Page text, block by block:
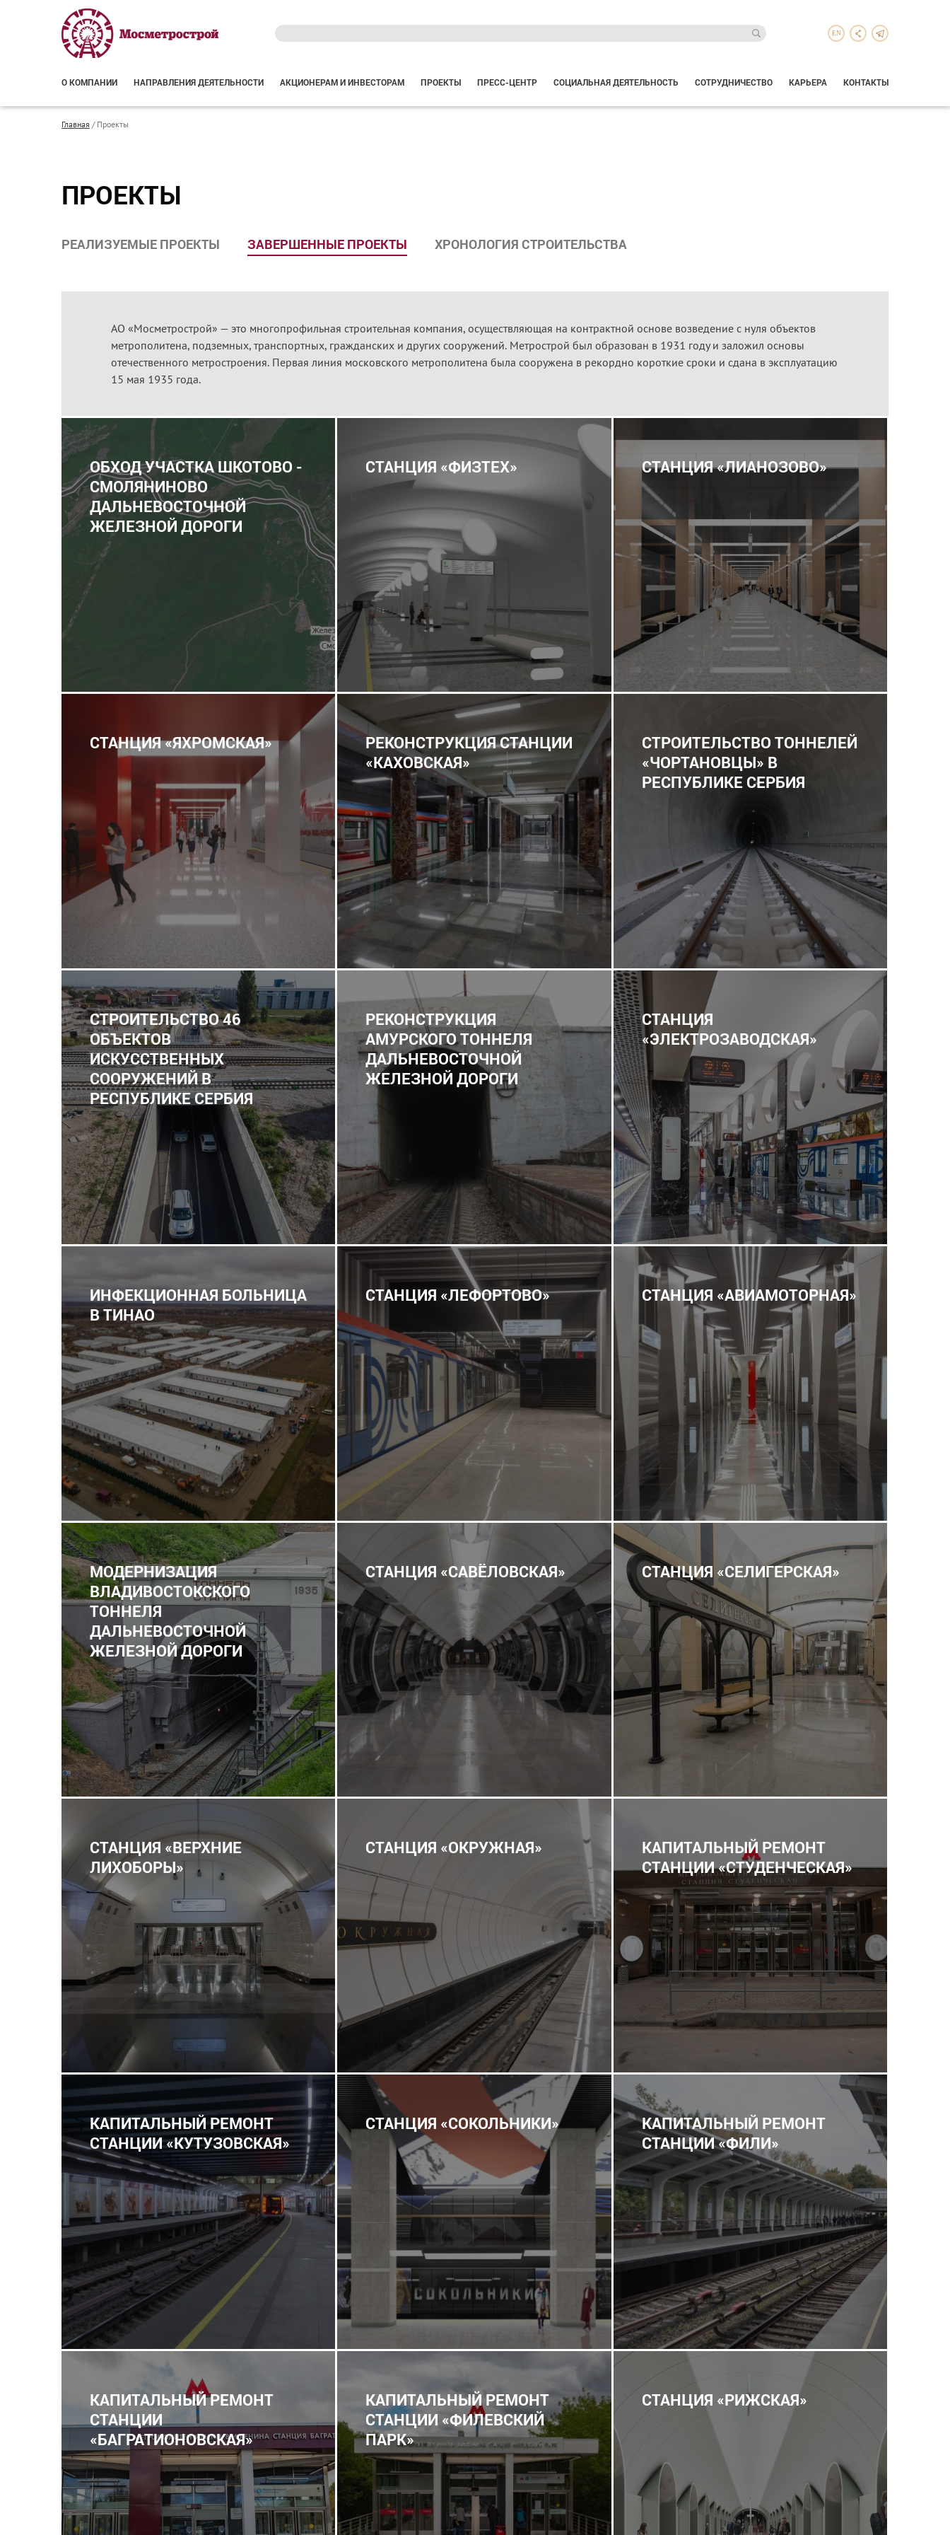
EN
О КОМПАНИИ НАПРАВЛЕНИЯ ДЕЯТЕЛЬНОСТИ АКЦИОНЕРАМ И ИНВЕСТОРАМ ПРОЕКТЫ ПРЕСС-ЦЕНТР СОЦИАЛЬНАЯ ДЕЯТЕЛЬНОСТЬ СОТРУДНИЧЕСТВО КАРЬЕРА КОНТАКТЫ
Главная /Проекты
ПРОЕКТЫ
РЕАЛИЗУЕМЫЕ ПРОЕКТЫ ЗАВЕРШЕННЫЕ ПРОЕКТЫ ХРОНОЛОГИЯ СТРОИТЕЛЬСТВА
АО «Мосметрострой» — это многопрофильная строительная компания, осуществляющая на контрактной основе возведение с нуля объектов
метрополитена, подземных, транспортных, гражданских и других сооружений. Метрострой был образован в 1931 году и заложил основы
отечественного метростроения. Первая линия московского метрополитена была сооружена в рекордно короткие сроки и сдана в эксплуатацию
15 мая 1935 года.
ОБХОД УЧАСТКА ШКОТОВО -
СМОЛЯНИНОВО
ДАЛЬНЕВОСТОЧНОЙ
ЖЕЛЕЗНОЙ ДОРОГИ
СТАНЦИЯ «ФИЗТЕХ» СТАНЦИЯ «ЛИАНОЗОВО»
СТАНЦИЯ «ЯХРОМСКАЯ»
РЕКОНСТРУКЦИЯ СТАНЦИИ
«КАХОВСКАЯ»
СТРОИТЕЛЬСТВО ТОННЕЛЕЙ
«ЧОРТАНОВЦЫ» В
РЕСПУБЛИКЕ СЕРБИЯ
СТРОИТЕЛЬСТВО 46
ОБЪЕКТОВ
ИСКУССТВЕННЫХ
СООРУЖЕНИЙ В
РЕСПУБЛИКЕ СЕРБИЯ
РЕКОНСТРУКЦИЯ
АМУРСКОГО ТОННЕЛЯ
ДАЛЬНЕВОСТОЧНОЙ
ЖЕЛЕЗНОЙ ДОРОГИ
СТАНЦИЯ
«ЭЛЕКТРОЗАВОДСКАЯ»
ИНФЕКЦИОННАЯ БОЛЬНИЦА
В ТИНАО
СТАНЦИЯ «ЛЕФОРТОВО» СТАНЦИЯ «АВИАМОТОРНАЯ»
МОДЕРНИЗАЦИЯ
ВЛАДИВОСТОКСКОГО
ТОННЕЛЯ
ДАЛЬНЕВОСТОЧНОЙ
ЖЕЛЕЗНОЙ ДОРОГИ
СТАНЦИЯ «САВЁЛОВСКАЯ» СТАНЦИЯ «СЕЛИГЕРСКАЯ»
СТАНЦИЯ «ВЕРХНИЕ
ЛИХОБОРЫ»
СТАНЦИЯ «ОКРУЖНАЯ»
КАПИТАЛЬНЫЙ РЕМОНТ
СТАНЦИИ «СТУДЕНЧЕСКАЯ»
КАПИТАЛЬНЫЙ РЕМОНТ
СТАНЦИИ «КУТУЗОВСКАЯ»
СТАНЦИЯ «СОКОЛЬНИКИ»
КАПИТАЛЬНЫЙ РЕМОНТ
СТАНЦИИ «ФИЛИ»
КАПИТАЛЬНЫЙ РЕМОНТ
СТАНЦИИ
«БАГРАТИОНОВСКАЯ»
КАПИТАЛЬНЫЙ РЕМОНТ
СТАНЦИИ «ФИЛЕВСКИЙ
ПАРК»
СТАНЦИЯ «РИЖСКАЯ»